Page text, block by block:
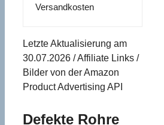
Versandkosten
Letzte Aktualisierung am
30.07.2026 / Affiliate Links /
Bilder von der Amazon
Product Advertising API
Defekte Rohre